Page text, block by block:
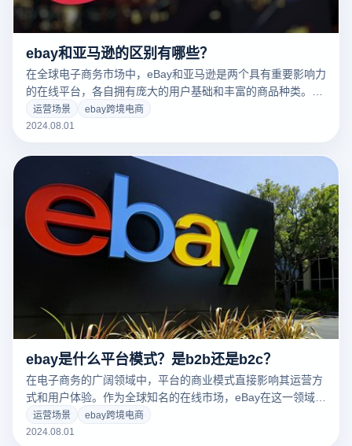
ebay和亚马逊的区别有哪些？
在全球电子商务市场中，eBay和亚马逊是两个具有重要影响力
的在线平台，各自拥有庞大的用户基础和丰富的商品种类。虽
然它们都为用户提供购物服务，但在商业模式、市场定位和运
营策略上却存在显著的差异。了解这些差异对于商家和消费者
场竞争力。本文将探讨eBay和亚马逊之间的主要区别，以帮助
您更好地理解这两个平台的独特特点和优势。
运营场景
ebay跨境电商
2024.08.01
ebay是什么平台模式？是b2b还是b2c？
在电子商务的广阔领域中，平台的商业模式直接影响其运营方
式和用户体验。作为全球知名的在线市场，eBay在这一领域展
现了独特的商业模式。那么，eBay什么平台模式？是B2B（企
业对企业）还是B2C（企业对消费者）？本文将详细探讨eBay
运营场景
ebay跨境电商
2024.08.01